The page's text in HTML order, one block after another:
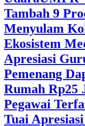
Tambah 9
Menyulam
Ekosistem
Apresiasi
Pemenang
Rumah Rp25
Pegawai
Tuai